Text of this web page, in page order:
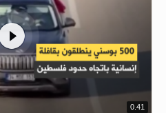
0.41